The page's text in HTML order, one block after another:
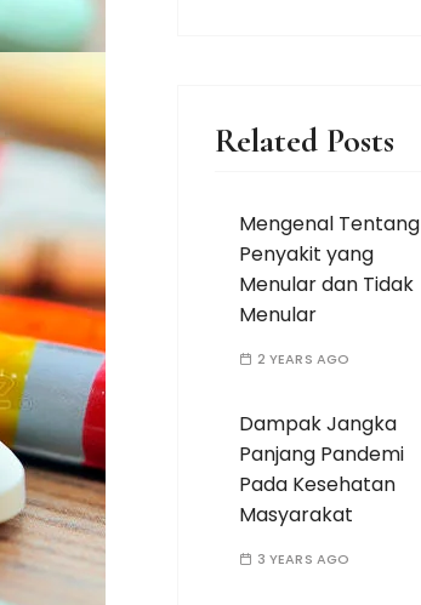
Related Posts
Mengenal Tentang
Penyakit yang
Menular dan Tidak
Menular
2 YEARS AGO
Dampak Jangka
Panjang Pandemi
Pada Kesehatan
Masyarakat
3 YEARS AGO